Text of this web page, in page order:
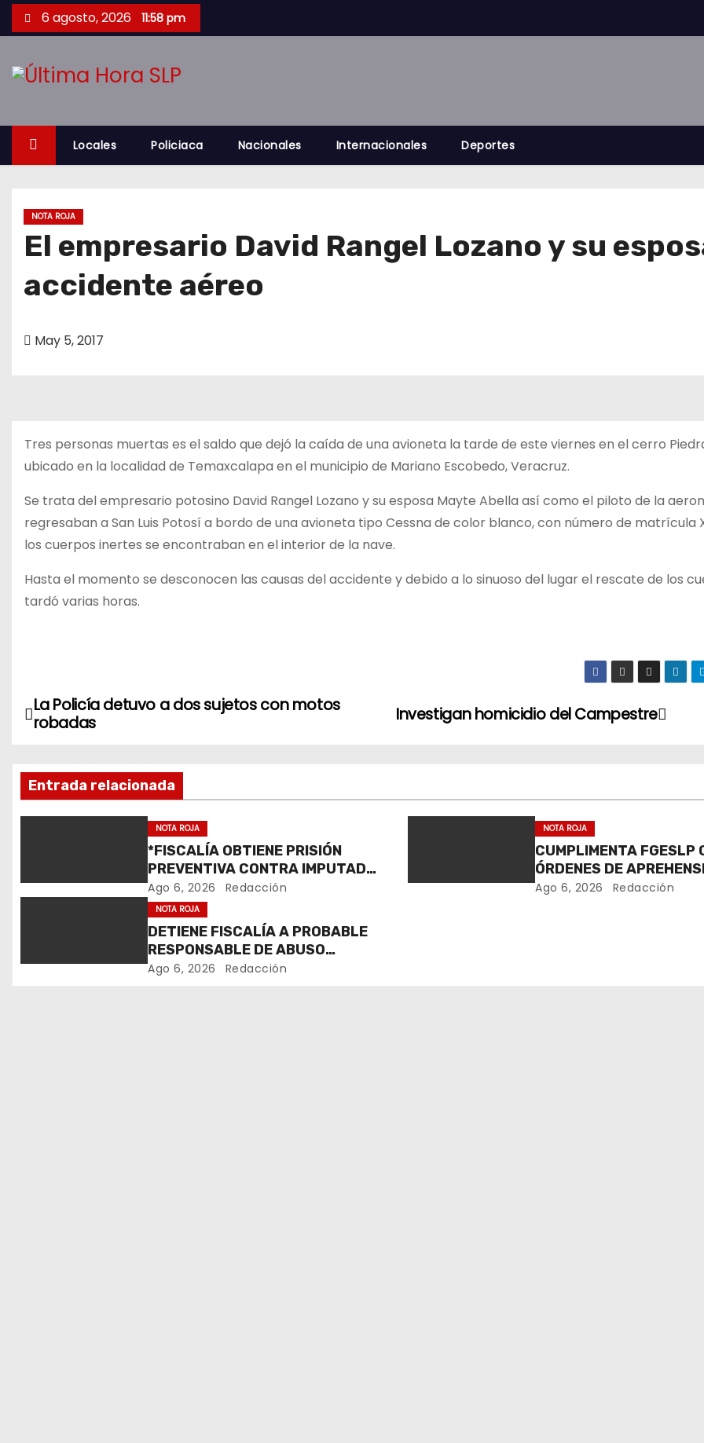
a
l
6 agosto, 2026 11:58 pm
Locales Policiaca Nacionales Internacionales Deportes
NOTA ROJA
El empresario David Rangel Lozano y su
accidente aéreo
May 5, 2017
Tres personas muertas es el saldo que dejó la caída de una avioneta la tarde de este viernes en el cerro
ubicado en la localidad de Temaxcalapa en el municipio de Mariano Escobedo, Veracruz.
Se trata del empresario potosino David Rangel Lozano y su esposa Mayte Abella así como el piloto de la
regresaban a San Luis Potosí a bordo de una avioneta tipo Cessna de color blanco, con número de matrícula
los cuerpos inertes se encontraban en el interior de la nave.
Hasta el momento se desconocen las causas del accidente y debido a lo sinuoso del lugar el rescate de los
tardó varias horas.
N
v
e
a
Investigan homicidio del Campestre
La Policía detuvo a dos sujetos con motos
robadas
Entrada relacionada
NOTA ROJA
*FISCALÍA OBTIENE PRISIÓN
PREVENTIVA CONTRA IMPUTADA
POR ROBO CALIFICADO EN
RIOVERDE*
Ago 6, 2026 Redacción
NOTA ROJA
CUMPLIMENTA FGESLP
ÓRDENES DE
AGRESIÓN A POLICÍAS
Ago 6, 2026 Redacción
NOTA ROJA
DETIENE FISCALÍA A PROBABLE
RESPONSABLE DE ABUSO
SEXUAL CALIFICADO*
Ago 6, 2026 Redacción